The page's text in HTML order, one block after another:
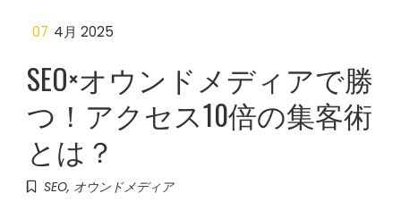
07 4月 2025
SEO×オウンドメディアで勝
つ！アクセス10倍の集客術
とは？
SEO, オウンドメディア